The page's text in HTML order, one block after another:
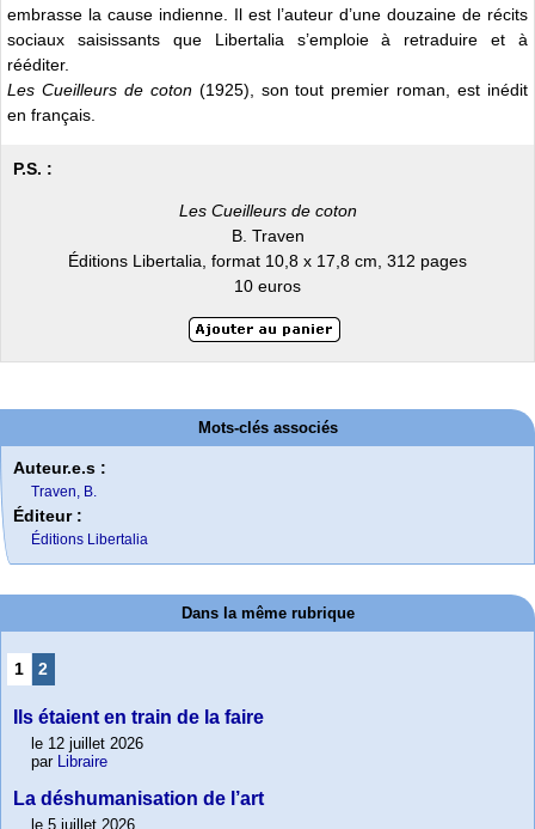
embrasse la cause indienne. Il est l’auteur d’une douzaine de récits
sociaux saisissants que ­Libertalia s’emploie à retraduire et à
rééditer.
Les Cueilleurs de coton(1925), son tout premier roman, est inédit
en français.
P.S. :
Les Cueilleurs de coton
B. Traven
Éditions Libertalia, format 10,8 x 17,8 cm, 312 pages
10 euros
Mots-clés associés
Auteur.e.s :
Traven, B.
Éditeur :
Éditions Libertalia
Dans la même rubrique
1 2
Ils étaient en train de la faire
le 12 juillet 2026
par
Libraire
La déshumanisation de l’art
le 5 juillet 2026